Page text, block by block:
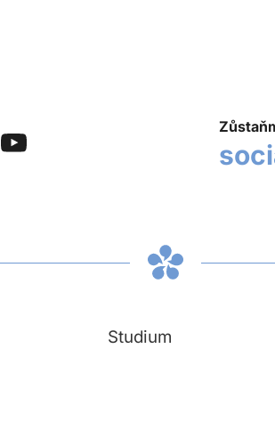
Studium